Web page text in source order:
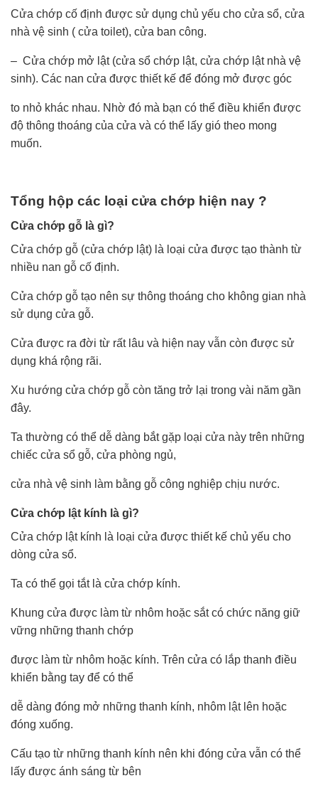
Cửa chớp cố định được sử dụng chủ yếu cho cửa sổ, cửa
nhà vệ sinh ( cửa toilet), cửa ban công.
– Cửa chớp mở lật (cửa sổ chớp lật, cửa chớp lật nhà vệ
sinh). Các nan cửa được thiết kế để đóng mở được góc
to nhỏ khác nhau. Nhờ đó mà bạn có thể điều khiển được
độ thông thoáng của cửa và có thể lấy gió theo mong
muốn.
Tổng hộp các loại cửa chớp hiện nay ?
Cửa chớp gỗ là gì?
Cửa chớp gỗ (cửa chớp lật) là loại cửa được tạo thành từ
nhiều nan gỗ cố định.
Cửa chớp gỗ tạo nên sự thông thoáng cho không gian nhà
sử dụng cửa gỗ.
Cửa được ra đời từ rất lâu và hiện nay vẫn còn được sử
dụng khá rộng rãi.
Xu hướng cửa chớp gỗ còn tăng trở lại trong vài năm gần
đây.
Ta thường có thể dễ dàng bắt gặp loại cửa này trên những
chiếc cửa sổ gỗ, cửa phòng ngủ,
cửa nhà vệ sinh làm bằng gỗ công nghiệp chịu nước.
Cửa chớp lật kính là gì?
Cửa chớp lật kính là loại cửa được thiết kế chủ yếu cho
dòng cửa sổ.
Ta có thể gọi tắt là cửa chớp kính.
Khung cửa được làm từ nhôm hoặc sắt có chức năng giữ
vững những thanh chớp
được làm từ nhôm hoặc kính. Trên cửa có lắp thanh điều
khiển bằng tay để có thể
dễ dàng đóng mở những thanh kính, nhôm lật lên hoặc
đóng xuống.
Cấu tạo từ những thanh kính nên khi đóng cửa vẫn có thể
lấy được ánh sáng từ bên